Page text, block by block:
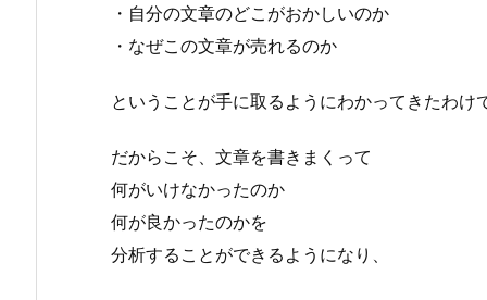
・自分の文章のどこがおかしいのか
・なぜこの文章が売れるのか
ということが手に取るようにわかってきたわけ
だからこそ、文章を書きまくって
何がいけなかったのか
何が良かったのかを
分析することができるようになり、